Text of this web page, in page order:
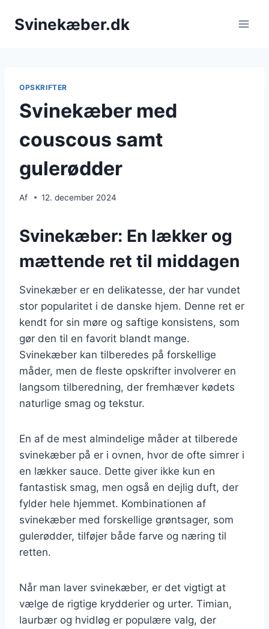
Svinekæber.dk
OPSKRIFTER
Svinekæber med
couscous samt
gulerødder
Af 12. december 2024
Svinekæber: En lækker og
mættende ret til middagen
Svinekæber er en delikatesse, der har vundet
stor popularitet i de danske hjem. Denne ret er
kendt for sin møre og saftige konsistens, som
gør den til en favorit blandt mange.
Svinekæber kan tilberedes på forskellige
måder, men de fleste opskrifter involverer en
langsom tilberedning, der fremhæver kødets
naturlige smag og tekstur.
En af de mest almindelige måder at tilberede
svinekæber på er i ovnen, hvor de ofte simrer i
en lækker sauce. Dette giver ikke kun en
fantastisk smag, men også en dejlig duft, der
fylder hele hjemmet. Kombinationen af
svinekæber med forskellige grøntsager, som
gulerødder, tilføjer både farve og næring til
retten.
Når man laver svinekæber, er det vigtigt at
vælge de rigtige krydderier og urter. Timian,
laurbær og hvidløg er populære valg, der